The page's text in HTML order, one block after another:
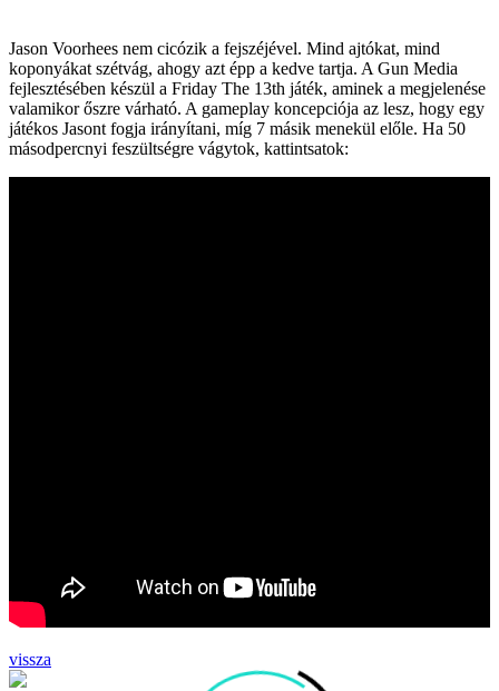
Jason Voorhees nem cicózik a fejszéjével. Mind ajtókat, mind
koponyákat szétvág, ahogy azt épp a kedve tartja. A Gun Media
fejlesztésében készül a Friday The 13th játék, aminek a megjelenése
valamikor őszre várható. A gameplay koncepciója az lesz, hogy egy
játékos Jasont fogja irányítani, míg 7 másik menekül előle. Ha 50
másodpercnyi feszültségre vágytok, kattintsatok:
vissza